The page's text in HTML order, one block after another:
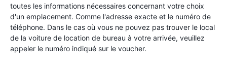
toutes les informations nécessaires concernant votre choix
d'un emplacement. Comme l'adresse exacte et le numéro de
téléphone. Dans le cas où vous ne pouvez pas trouver le local
de la voiture de location de bureau à votre arrivée, veuillez
appeler le numéro indiqué sur le voucher.